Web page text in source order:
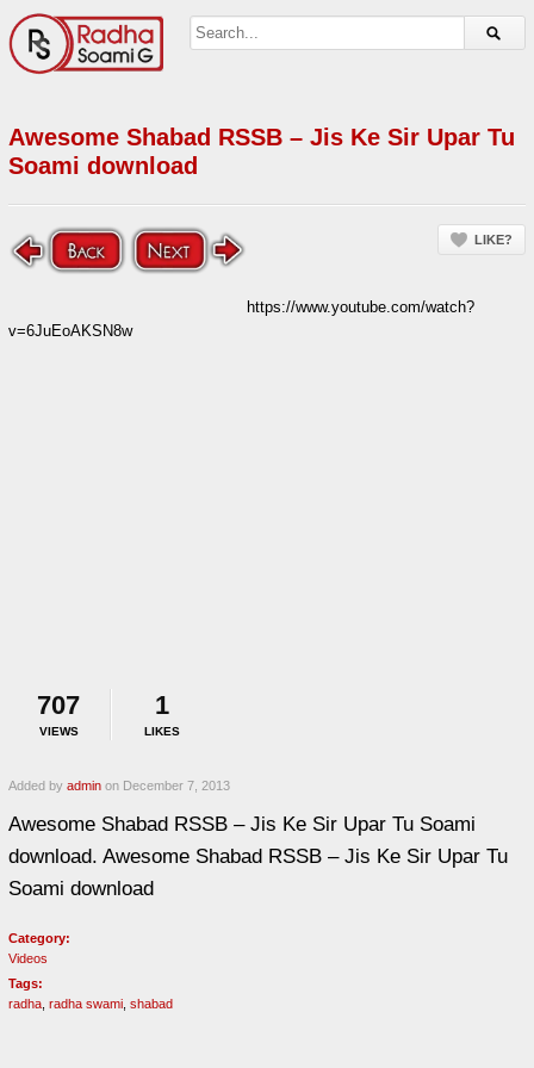
Awesome Shabad RSSB – Jis Ke Sir Upar Tu
Soami download
LIKE?
https://www.youtube.com/watch?
v=6JuEoAKSN8w
707
VIEWS
1
LIKES
Added by admin on December 7, 2013
Awesome Shabad RSSB – Jis Ke Sir Upar Tu Soami
download. Awesome Shabad RSSB – Jis Ke Sir Upar Tu
Soami download
Category:
Videos
Tags:
radha, radha swami, shabad